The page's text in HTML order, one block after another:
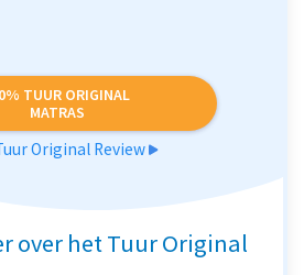
TUUR ORIGINAL
MATRAS
Original Review
over het Tuur Original